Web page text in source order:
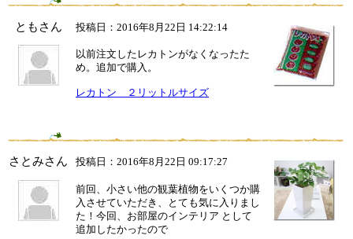
ともさん 投稿日：2016年8月22日 14:22:14
以前注文したレカトンがなくなったた
め。追加で購入。
レカトン ２リットルサイズ
さとみさん 投稿日：2016年8月22日 09:17:27
前回、小さい他の観葉植物をいくつか購
入させていただき、とても気に入りまし
た！今回、お部屋のインテリア として
追加したかったので